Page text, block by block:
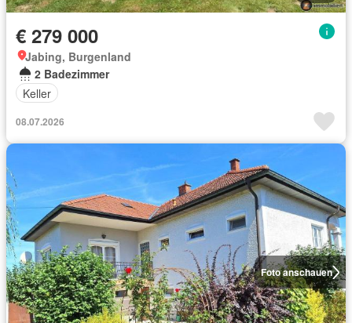
€ 279 000
Jabing, Burgenland
2 Badezimmer
Keller
08.07.2026
Foto anschauen